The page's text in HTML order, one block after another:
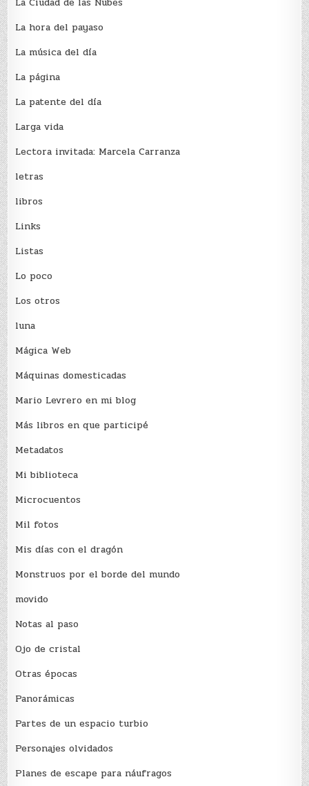
La hora del payaso
La música del día
La página
La patente del día
Larga vida
Lectora invitada: Marcela Carranza
letras
libros
Links
Listas
Lo poco
Los otros
luna
Mágica Web
Máquinas domesticadas
Mario Levrero en mi blog
Más libros en que participé
Metadatos
Mi biblioteca
Microcuentos
Mil fotos
Mis días con el dragón
Monstruos por el borde del mundo
movido
Notas al paso
Ojo de cristal
Otras épocas
Panorámicas
Partes de un espacio turbio
Personajes olvidados
Planes de escape para náufragos